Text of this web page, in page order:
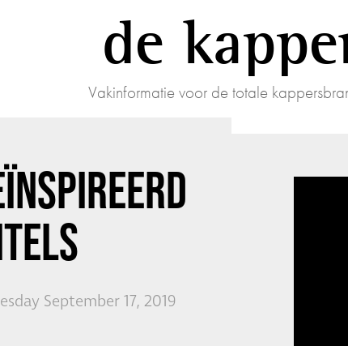
de
Vakinformatie voor de totale
September 17, 2019